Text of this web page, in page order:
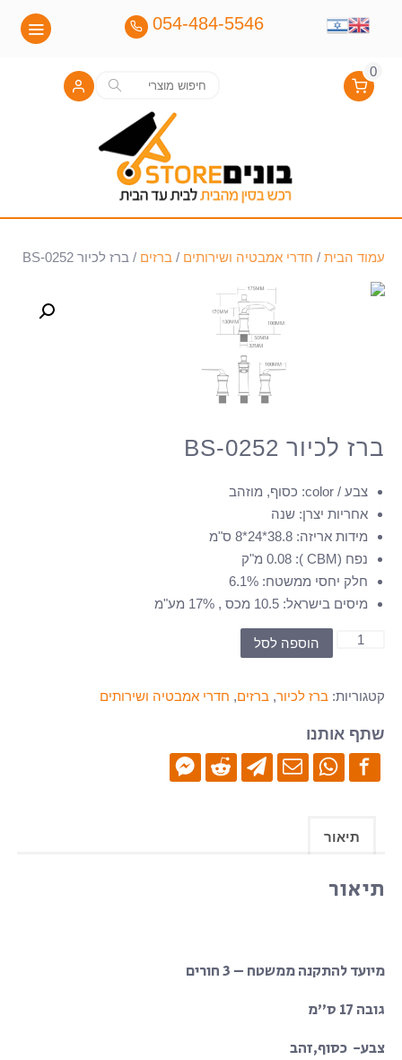
054-484-5546
חיפוש
חיפוש
0
עמוד הבית/ חדרי אמבטיה ושירותים / ברזים / ברז לכיור BS-0252
ברז לכיור BS-0252
צבע / color : כסוף, מוזהב
אחריות יצרן: שנה
מידות אריזה: 38.8*24*8 ס"מ
נפח (CBM )
: 0.08 מ"ק
חלק יחסי ממשטח:
6.1%
מיסים בישראל: 10.5 מכס , 17% מע"מ
כמות
לכיור
BS-
0252
הוספה לסל
קטגוריות: ברז לכיור, ברזים, חדרי אמבטיה ושירותים
שתף אותנו
תיאור
תיאור
מיועד להתקנה ממשטח – 3 חורים
גובה 17 ס”מ
צבע- כסוף,זהב